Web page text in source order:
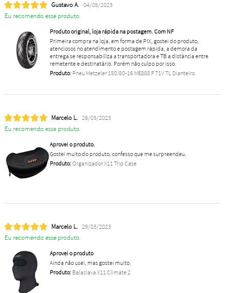
Gustavo A. 04/05/2023
Eu recomendo esse produto.
Produto original, loja rápida na postagem. Com NF
Primeira compra na loja, em forma de PIX, gostei do produto,
atenciosos no atendimento e postagem rápida, a demora da
entrega se responsabiliza a transportadora e TB a distância entre
remetente e destinatário. Porém não culpo por isso.
Produto:Pneu Metzeler 150/80-16 ME888 F 71V TL Dianteiro
Marcelo L. 29/03/2023
Eu recomendo esse produto.
Aprovei o produto.
Gostei muito do produto, confesso que me surpreendeu.
Produto:Organizador X11 Trip Case
Marcelo L. 29/03/2023
Eu recomendo esse produto.
Aprovei o produto
Ainda não usei, mas gostei muito.
Produto:Balaclava X11 Climate 2